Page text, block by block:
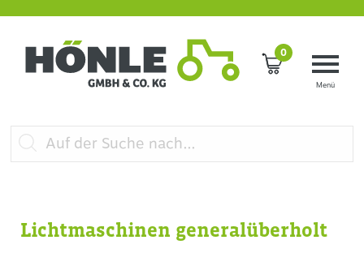
0
Lichtmaschinen generalüberholt